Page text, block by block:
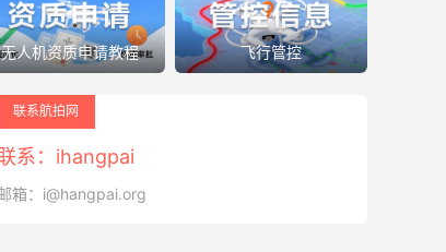
无人机资质申请教程 飞行管控
联系航拍网
系：ihangpai
箱：i@hangpai.org